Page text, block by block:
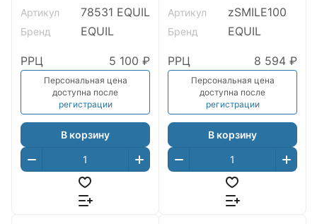
Артикул 78531 EQUIL
Бренд EQUIL
РРЦ 5 100 ₽
Персональная цена
доступна после
регистрации
В корзину
Артикул zSMILE100
Бренд EQUIL
РРЦ 8 594 ₽
Персональная цена
доступна после
регистрации
В корзину